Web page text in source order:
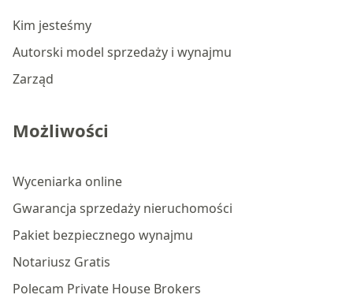
Kim jesteśmy
Autorski model sprzedaży i wynajmu
Zarząd
Możliwości
Wyceniarka online
Gwarancja sprzedaży nieruchomości
Pakiet bezpiecznego wynajmu
Notariusz Gratis
Polecam Private House Brokers